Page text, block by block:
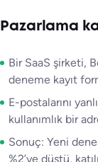
Pazarlama
Bir SaaS şirketi,
deneme kayıt
E-postalarını
kullanımlık bir
Sonuç: Yeni
%2’ye düştü,